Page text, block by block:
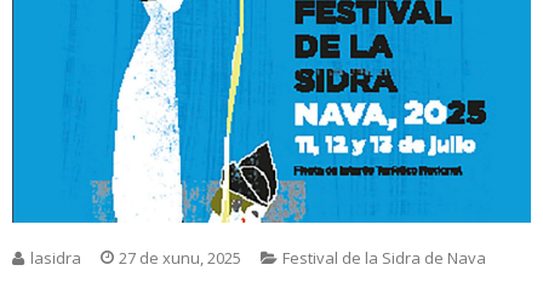
lasidra 27 de xunu, 2025 Festival de la Sidra de Nava